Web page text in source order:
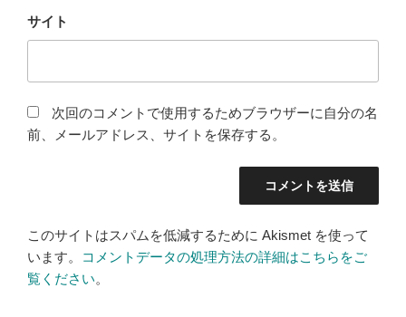
サイト
次回のコメントで使用するためブラウザーに自分の名
前、メールアドレス、サイトを保存する。
このサイトはスパムを低減するために Akismet を使って
います。
コメントデータの処理方法の詳細はこちらをご
覧ください。